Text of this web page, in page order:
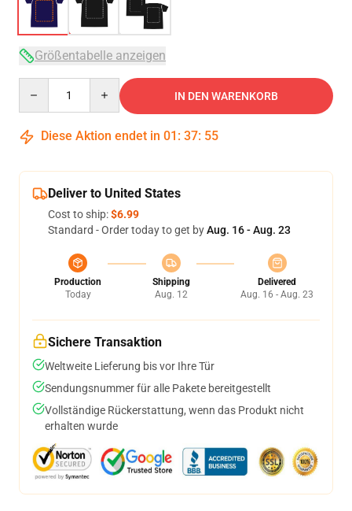
Größentabelle anzeigen
IN DEN WARENKORB
Diese Aktion endet in 01 : 37: 54
Deliver to United States
Cost to ship:$6.99
Standard - Order today to get byAug. 16 - Aug. 23
Production
Today
Shipping
Aug. 12
Delivered
Aug. 16 - Aug. 23
Sichere Transaktion
Weltweite Lieferung bis vor Ihre Tür
Sendungsnummer für alle Pakete bereitgestellt
Vollständige Rückerstattung, wenn das Produkt nicht
erhalten wurde